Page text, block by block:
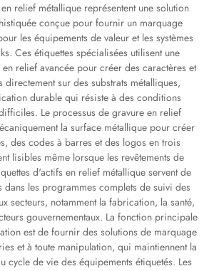
relief métallique représentent une solution
conçue pour fournir un marquage
les équipements de valeur et les systèmes
Ces étiquettes spécialisées utilisent une
relief avancée pour créer des caractères et
directement sur des substrats métalliques,
durable qui résiste à des conditions
Le processus de gravure en relief
la surface métallique pour créer
des codes à barres et des logos en trois
lisibles même lorsque les revêtements de
d'actifs en relief métallique servent de
dans les programmes complets de suivi des
secteurs, notamment la fabrication, la santé,
gouvernementaux. La fonction principale
est de fournir des solutions de marquage
et à toute manipulation, qui maintiennent la
cycle de vie des équipements étiquetés. Les